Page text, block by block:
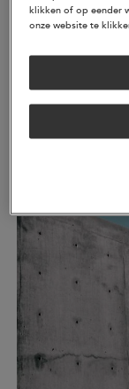
Schoonheid
Inwendige
algenOmega-3
klikken of op eender
onze website te